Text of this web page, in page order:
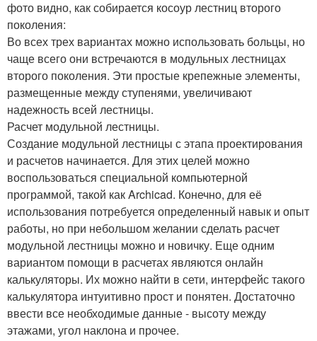
фото видно, как собирается косоур лестниц второго
поколения:
Во всех трех вариантах можно использовать больцы, но
чаще всего они встречаются в модульных лестницах
второго поколения. Эти простые крепежные элементы,
размещенные между ступенями, увеличивают
надежность всей лестницы.
Расчет модульной лестницы.
Создание модульной лестницы с этапа проектирования
и расчетов начинается. Для этих целей можно
воспользоваться специальной компьютерной
программой, такой как Archicad. Конечно, для её
использования потребуется определенный навык и опыт
работы, но при небольшом желании сделать расчет
модульной лестницы можно и новичку. Еще одним
вариантом помощи в расчетах являются онлайн
калькуляторы. Их можно найти в сети, интерфейс такого
калькулятора интуитивно прост и понятен. Достаточно
ввести все необходимые данные - высоту между
этажами, угол наклона и прочее.